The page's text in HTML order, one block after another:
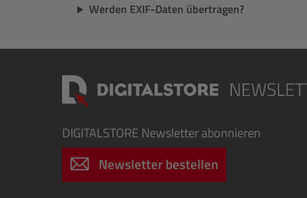
Werden EXIF-Daten übertragen?
DIGITALSTORE Newsletter abonnieren
Newsletter bestellen